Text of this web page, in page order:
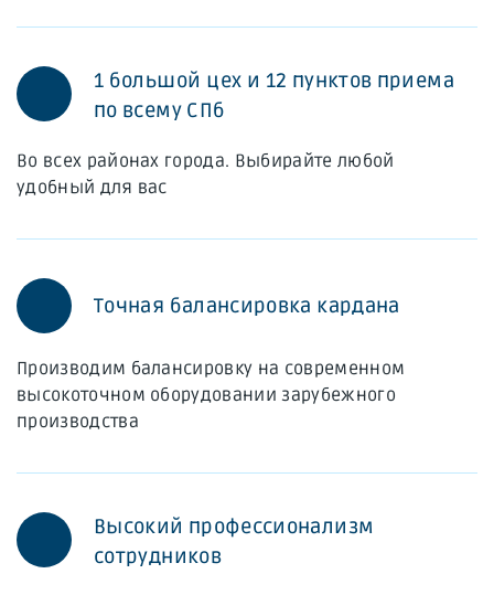
1 большой цех и 12 пунктов приема
по всему СПб
Во всех районах города. Выбирайте любой
удобный для вас
Точная балансировка кардана
Производим балансировку на современном
высокоточном оборудовании зарубежного
производства
Высокий профессионализм
сотрудников